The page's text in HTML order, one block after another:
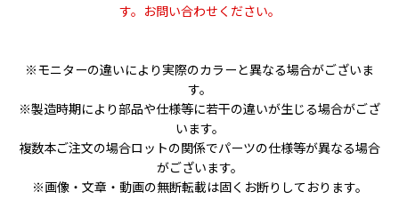
す。お問い合わせください。
※モニターの違いにより実際のカラーと異なる場合がございま
す。
※製造時期により部品や仕様等に若干の違いが生じる場合がござ
います。
複数本ご注文の場合ロットの関係でパーツの仕様等が異なる場合
がございます。
※画像・文章・動画の無断転載は固くお断りしております。